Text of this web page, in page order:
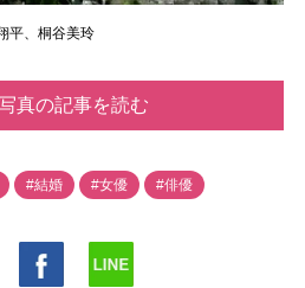
平、桐谷美玲
真の記事を読む
#結婚 #女優 #俳優